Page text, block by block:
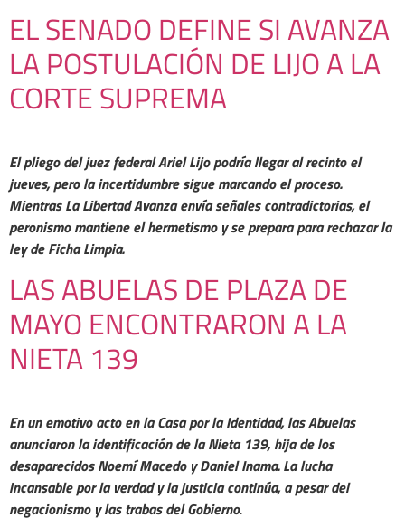
EL SENADO DEFINE SI AVANZA
LA POSTULACIÓN DE LIJO A LA
CORTE SUPREMA
El pliego del juez federal Ariel Lijo podría llegar al recinto el
jueves, pero la incertidumbre sigue marcando el proceso.
Mientras La Libertad Avanza envía señales contradictorias, el
peronismo mantiene el hermetismo y se prepara para rechazar la
ley de Ficha Limpia.
LAS ABUELAS DE PLAZA DE
MAYO ENCONTRARON A LA
NIETA 139
En un emotivo acto en la Casa por la Identidad, las Abuelas
anunciaron la identificación de la Nieta 139, hija de los
desaparecidos Noemí Macedo y Daniel Inama. La lucha
incansable por la verdad y la justicia continúa, a pesar del
negacionismo ylas trabas del Gobierno.